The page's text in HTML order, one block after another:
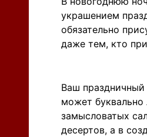
украшением
обязательно
даже тем, кто
Ваш праздничный
может буквально
замысловатых
десертов, а в